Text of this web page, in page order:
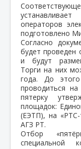
операторов
подготовлено
Согласно
будет
и будут
Торги на них
года. До
проводиться
пятерку
площадок:
(ЕЭТП), на
АГЗ РТ.
Отбор
специальной